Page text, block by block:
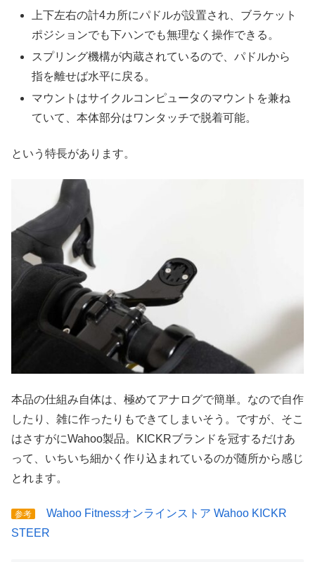
上下左右の計4カ所にパドルが設置され、ブラケット
ポジションでも下ハンでも無理なく操作できる。
スプリング機構が内蔵されているので、パドルから
指を離せば水平に戻る。
マウントはサイクルコンピュータのマウントを兼ね
ていて、本体部分はワンタッチで脱着可能。
という特長があります。
本品の仕組み自体は、極めてアナログで簡単。なので自作
したり、雑に作ったりもできてしまいそう。ですが、そこ
はさすがにWahoo製品。KICKRブランドを冠するだけあ
って、いちいち細かく作り込まれているのが随所から感じ
とれます。
参考
Wahoo Fitnessオンラインストア Wahoo KICKR
STEER